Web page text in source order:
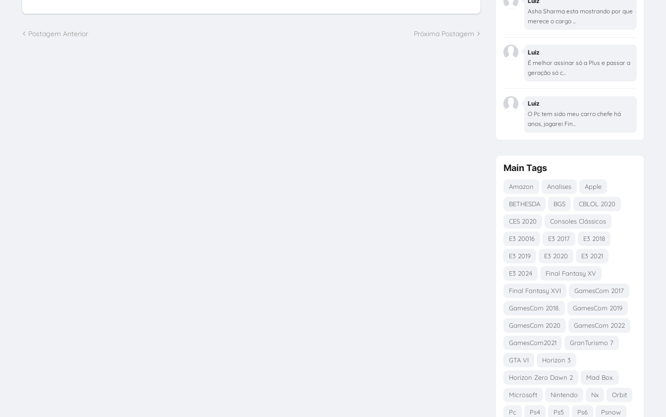
Postagem Anterior Próxima Postagem
Asha Sharma esta mostrando por que
merece o cargo ...
Luiz
É melhor assinar só a Plus e passar a
geração só c...
Luiz
O Pc tem sido meu carro chefe há
anos, jogarei Fin...
Main Tags
Amazon Analises Apple
BETHESDA BGS CBLOL 2020
CES 2020 Consoles Clássicos
E3 20016 E3 2017 E3 2018
E3 2019 E3 2020 E3 2021
E3 2024 Final Fantasy XV
Final Fantasy XVI GamesCom 2017
GamesCom 2018. GamesCom 2019
GamesCom 2020 GamesCom 2022
GamesCom2021 GranTurismo 7
GTA VI Horizon 3
Horizon Zero Dawn 2 Mad Box.
Microsoft Nintendo Nx Orbit
Pc Ps4 Ps5 Ps6 Psnow